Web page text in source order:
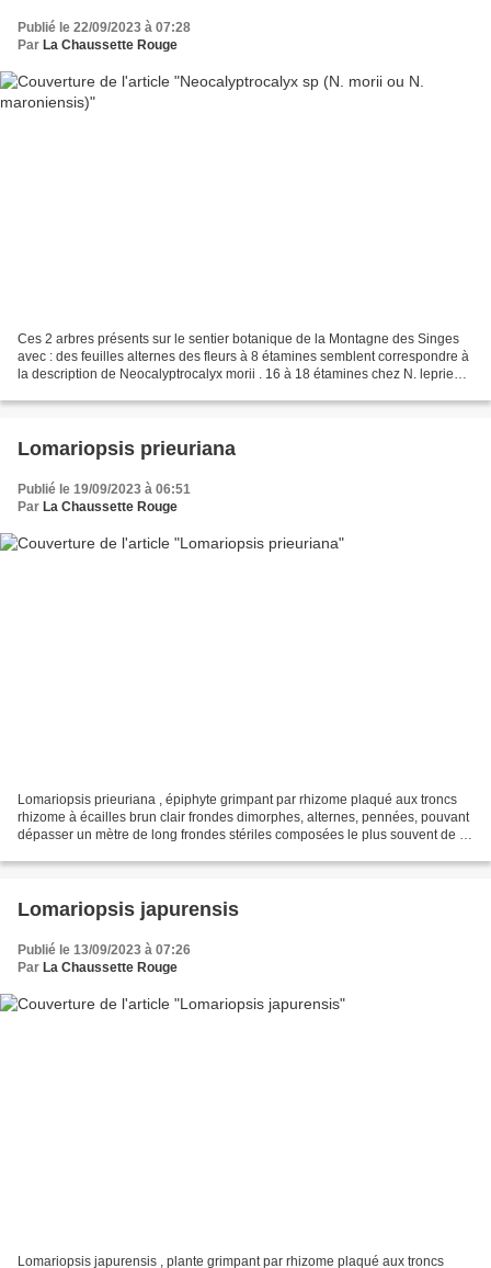
Publié le 22/09/2023 à 07:28
Par La Chaussette Rouge
Ces 2 arbres présents sur le sentier botanique de la Montagne des Singes
avec : des feuilles alternes des fleurs à 8 étamines semblent correspondre à
la description de Neocalyptrocalyx morii . 16 à 18 étamines chez N. leprieurii
Lomariopsis prieuriana
Publié le 19/09/2023 à 06:51
Par La Chaussette Rouge
Lomariopsis prieuriana , épiphyte grimpant par rhizome plaqué aux troncs
rhizome à écailles brun clair frondes dimorphes, alternes, pennées, pouvant
dépasser un mètre de long frondes stériles composées le plus souvent de 3
Lomariopsis japurensis
Publié le 13/09/2023 à 07:26
Par La Chaussette Rouge
Lomariopsis japurensis , plante grimpant par rhizome plaqué aux troncs